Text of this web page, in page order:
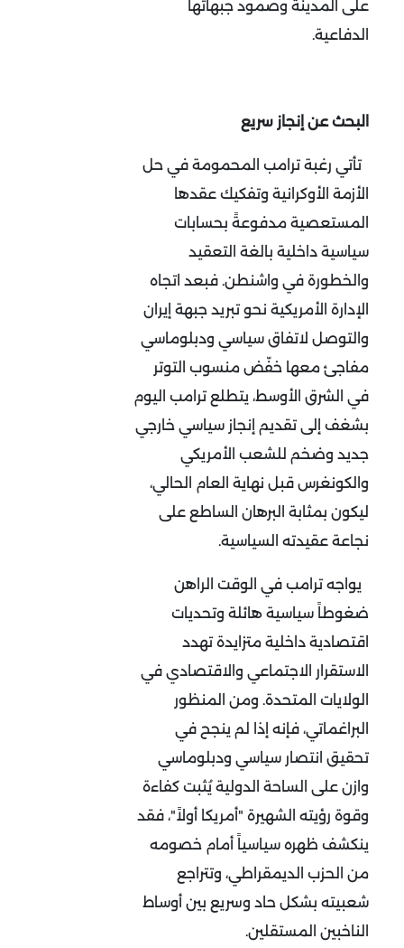
على المدينة وصمود جبهاتها
الدفاعية.
البحث عن إنجاز سريع
تأتي رغبة ترامب المحمومة في حل
الأزمة الأوكرانية وتفكيك عقدها
المستعصية مدفوعةً بحسابات
سياسية داخلية بالغة التعقيد
والخطورة في واشنطن. فبعد اتجاه
الإدارة الأمريكية نحو تبريد جبهة إيران
والتوصل لاتفاق سياسي ودبلوماسي
مفاجئ معها خفّض منسوب التوتر
في الشرق الأوسط، يتطلع ترامب اليوم
بشغف إلى تقديم إنجاز سياسي خارجي
جديد وضخم للشعب الأمريكي
والكونغرس قبل نهاية العام الحالي،
ليكون بمثابة البرهان الساطع على
نجاعة عقيدته السياسية.
يواجه ترامب في الوقت الراهن
ضغوطاً سياسية هائلة وتحديات
اقتصادية داخلية متزايدة تهدد
الاستقرار الاجتماعي والاقتصادي في
الولايات المتحدة. ومن المنظور
البراغماتي، فإنه إذا لم ينجح في
تحقيق انتصار سياسي ودبلوماسي
وازن على الساحة الدولية يُثبت كفاءة
وقوة رؤيته الشهيرة "أمريكا أولاً"، فقد
ينكشف ظهره سياسياً أمام خصومه
من الحزب الديمقراطي، وتتراجع
شعبيته بشكل حاد وسريع بين أوساط
الناخبين المستقلين.